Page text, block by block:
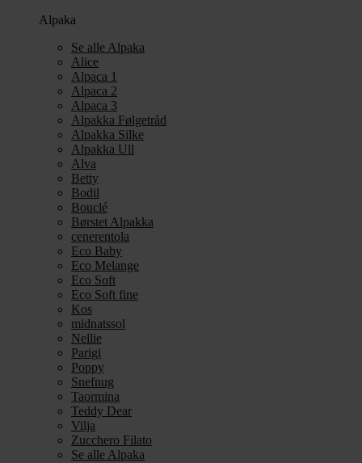
Alpaka
Se alle Alpaka
Alice
Alpaca 1
Alpaca 2
Alpaca 3
Alpakka Følgetråd
Alpakka Silke
Alpakka Ull
Alva
Betty
Bodil
Bouclé
Børstet Alpakka
cenerentola
Eco Baby
Eco Melange
Eco Soft
Eco Soft fine
Kos
midnatssol
Nellie
Parigi
Poppy
Snefnug
Taormina
Teddy Dear
Vilja
Zucchero Filato
Se alle Alpaka